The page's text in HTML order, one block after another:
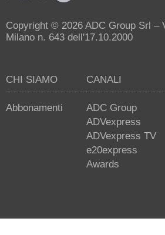
Copyright © 2026 ADC Group Srl –
Milano n. 643 dell'17.10.2000
CHI SIAMO
Abbonamenti
CANALI
ADC Group
ADVexpress
ADVexpress TV
e20express
Awards